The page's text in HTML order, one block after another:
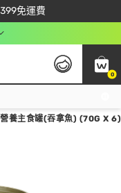
免運費
獨家優惠即減$50
0
養主食罐(吞拿魚) (70G X